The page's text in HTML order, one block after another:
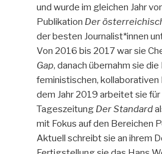
und wurde im gleichen Jahr
Publikation Der
der besten Journalist*innen
Von 2016 bis 2017 war sie
Gap, danach übernahm sie
feministischen, kollaborativen
dem Jahr 2019 arbeitet sie
Tageszeitung Der Standard
mit Fokus auf den Bereichen
Aktuell schreibt sie an ihrem